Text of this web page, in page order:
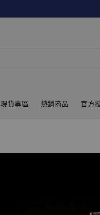
現貨專區 熱銷商品 官方